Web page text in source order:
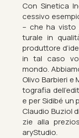
Con Sin­et­ica
cess­ivo
– che ha visto
turale in
produt­tore
in tal caso
mondo.
Olivo Bar­bieri e
to­grafia
e per Sidibé un
Clau­dio Buziol
zie alla
aryStu­dio.